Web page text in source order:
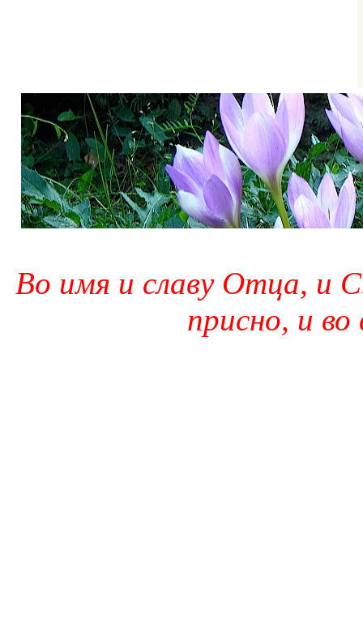
Во имя и славу Отца, и
присно, и во